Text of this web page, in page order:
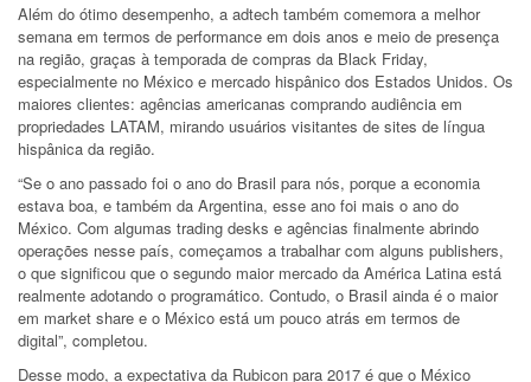
Além do ótimo desempenho, a adtech também comemora a melhor
semana em termos de performance em dois anos e meio de presença
na região, graças à temporada de compras da Black Friday,
especialmente no México e mercado hispânico dos Estados Unidos. Os
maiores clientes: agências americanas comprando audiência em
propriedades LATAM, mirando usuários visitantes de sites de língua
hispânica da região.
“Se o ano passado foi o ano do Brasil para nós, porque a economia
estava boa, e também da Argentina, esse ano foi mais o ano do
México. Com algumas trading desks e agências finalmente abrindo
operações nesse país, começamos a trabalhar com alguns publishers,
o que significou que o segundo maior mercado da América Latina está
realmente adotando o programático. Contudo, o Brasil ainda é o maior
em market share e o México está um pouco atrás em termos de
digital”, completou.
Desse modo, a expectativa da Rubicon para 2017 é que o México